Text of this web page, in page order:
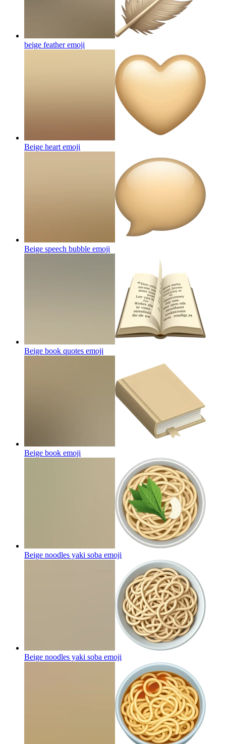
beige featheremoji
Beige heart emoji
Beige speech bubble emoji
Beige book quotes emoji
Beige book emoji
Beige noodles yaki soba emoji
Beige noodles yaki soba emoji